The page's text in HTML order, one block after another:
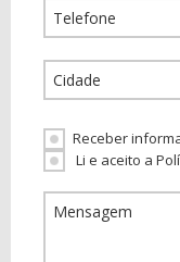
Receber
Li e aceito a